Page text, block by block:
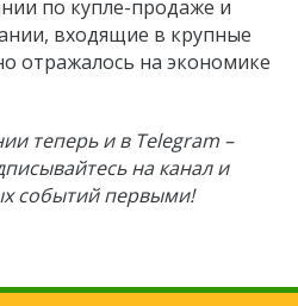
по купле-продаже и
входящие в крупные
отражалось на экономике
теперь и в Telegram –
на канал и
событий первыми!